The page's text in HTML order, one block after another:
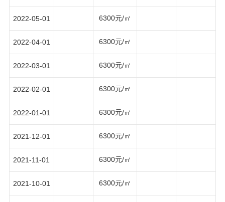
2022-05-01 6300元/㎡
2022-04-01 6300元/㎡
2022-03-01 6300元/㎡
2022-02-01 6300元/㎡
2022-01-01 6300元/㎡
2021-12-01 6300元/㎡
2021-11-01 6300元/㎡
2021-10-01 6300元/㎡